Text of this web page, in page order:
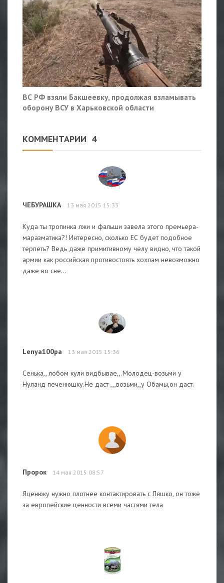
ВС РФ взяли Бакшеевку, продолжая взламывать
оборону ВСУ в Харьковской области
КОММЕНТАРИИ 4
ЧЕБУРАШКА 13 мая 2015 15:33
Куда ты тропинка лжи и фальши завела этого премьера-
маразматика?! Интересно, сколько ЕС будет подобное
терпеть? Ведь даже примитивному челу видно, что такой
армии как российская противостоять хохлам невозможно
даже во сне...
Lenya100pa 13 мая 2015 15:36
Сенька,, лобом кули видбывае,,.Молодец-возьми у
Нуланд печенюшку.Не даст ,,,возьми,,у Обамы,он даст.
Пророк 14 мая 2015 08:57
Яценюку нужно плотнее контактировать с Ляшко, он тоже
за европейские ценности всеми частями тела